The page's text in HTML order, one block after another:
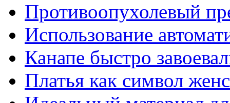
Противоопухолевый
Использование
Канапе быстро
Платья как символ